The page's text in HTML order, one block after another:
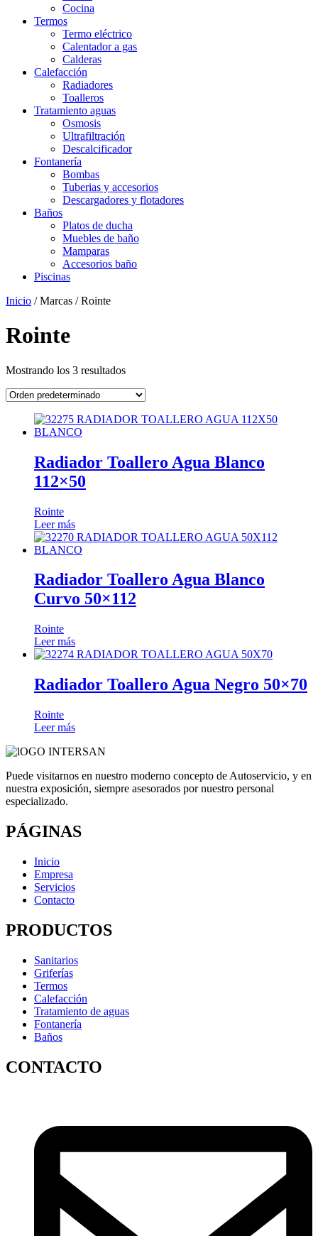
Cocina
Termos
Termo eléctrico
Calentador a gas
Calderas
Calefacción
Radiadores
Toalleros
Tratamiento aguas
Osmosis
Ultrafiltración
Descalcificador
Fontanería
Bombas
Tuberias y accesorios
Descargadores y flotadores
Baños
Platos de ducha
Muebles de baño
Mamparas
Accesorios baño
Piscinas
Inicio / Marcas / Rointe
Rointe
Mostrando los 3 resultados
Radiador Toallero Agua Blanco
112×50
Rointe
Leer más
Radiador Toallero Agua Blanco
Curvo 50×112
Rointe
Leer más
Radiador Toallero Agua Negro 50×70
Rointe
Leer más
Puede visitarnos en nuestro moderno concepto de Autoservicio, y en
nuestra exposición, siempre asesorados por nuestro personal
especializado.
PÁGINAS
Inicio
Empresa
Servicios
Contacto
PRODUCTOS
Sanitarios
Griferías
Termos
Calefacción
Tratamiento de aguas
Fontanería
Baños
CONTACTO